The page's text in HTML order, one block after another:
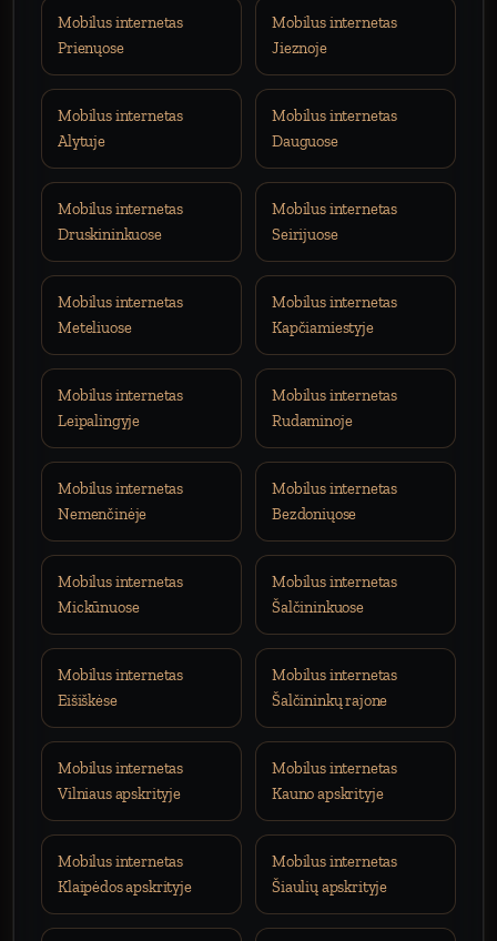
Mobilus internetas
Prienųose
Mobilus internetas
Jieznoje
Mobilus internetas
Alytuje
Mobilus internetas
Dauguose
Mobilus internetas
Druskininkuose
Mobilus internetas
Seirijuose
Mobilus internetas
Meteliuose
Mobilus internetas
Kapčiamiestyje
Mobilus internetas
Leipalingyje
Mobilus internetas
Rudaminoje
Mobilus internetas
Nemenčinėje
Mobilus internetas
Bezdoniųose
Mobilus internetas
Mickūnuose
Mobilus internetas
Šalčininkuose
Mobilus internetas
Eišiškėse
Mobilus internetas
Šalčininkų rajone
Mobilus internetas
Vilniaus apskrityje
Mobilus internetas
Kauno apskrityje
Mobilus internetas
Klaipėdos apskrityje
Mobilus internetas
Šiaulių apskrityje